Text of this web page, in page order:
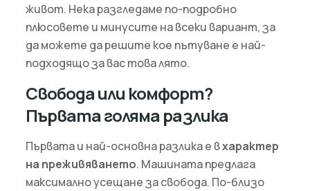
живот. Нека разгледаме по-подробно
плюсовете и минусите на всеки вариант, за
да можете да решите кое пътуване е най-
подходящо за вас това лято.
Свобода или комфорт?
Първата голяма разлика
Първата и най-основна разлика е вхарактер
на преживяването. Машината предлага
максимално усещане за свобода. По-близо